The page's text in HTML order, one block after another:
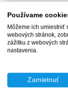
Používame
Môžeme ich umiestniť
webových stránok,
zážitku z webových
nastavenia.
Zamietnuť